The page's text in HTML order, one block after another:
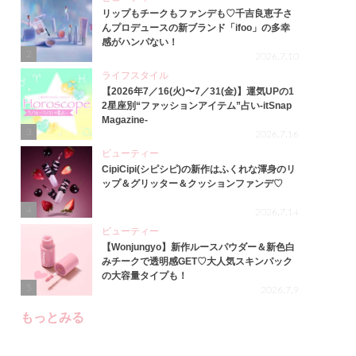
リップもチークもファンデも♡千吉良恵子さ
んプロデュースの新ブランド「ifoo」の多幸
感がハンパない！
2026.7.10
3
ライフスタイル
【2026年7／16(火)〜7／31(金)】運気UPの1
2星座別“ファッションアイテム”占い-itSnap
Magazine-
2026.7.16
4
ビューティー
CipiCipi(シピシピ)の新作はふくれな渾身のリ
ップ＆グリッター＆クッションファンデ♡
2026.7.14
ビューティー
【Wonjungyo】新作ルースパウダー＆新色白
みチークで透明感GET♡大人気スキンパック
の大容量タイプも！
2026.7.9
もっとみる